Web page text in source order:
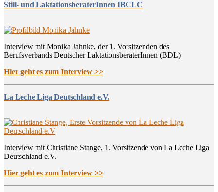
Still- und LaktationsberaterInnen IBCLC
Interview mit Monika Jahnke, der 1. Vorsitzenden des
Berufsverbands Deutscher LaktationsberaterInnen (BDL)
Hier geht es zum Interview >>
La Leche Liga Deutschland e.V.
Interview mit Christiane Stange, 1. Vorsitzende von La Leche Liga
Deutschland e.V.
Hier geht es zum Interview >>